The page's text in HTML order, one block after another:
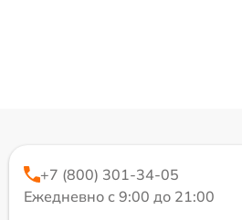
+7 (800) 301-34-05
Ежедневно с 9:00 до 21:00